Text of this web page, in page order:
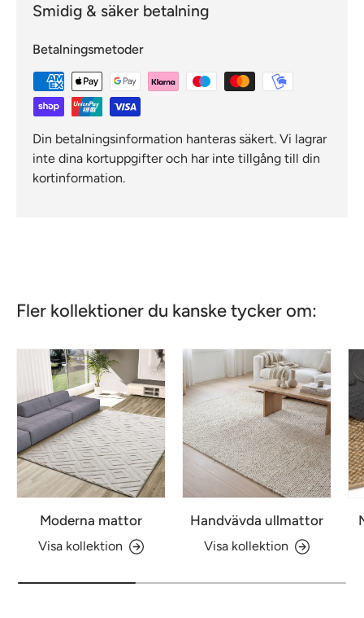
Smidig & säker betalning
Betalningsmetoder
Din betalningsinformation hanteras säkert. Vi lagrar
inte dina kortuppgifter och har inte tillgång till din
kortinformation.
Fler kollektioner du kanske tycker om:
Moderna mattor
Visa kollektion
Handvävda ullmattor
Visa kollektion